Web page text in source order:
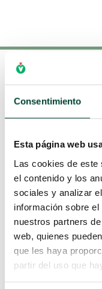
Consentimiento
Esta página web
Las cookies de este
el contenido y los
sociales y analizar
información sobre
nuestros partners
web, quienes
que les haya
partir del uso que
PEQUEÑAS